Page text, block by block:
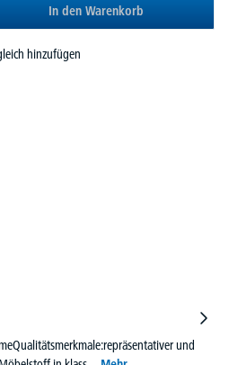
In den Warenkorb
hinzufügen
und